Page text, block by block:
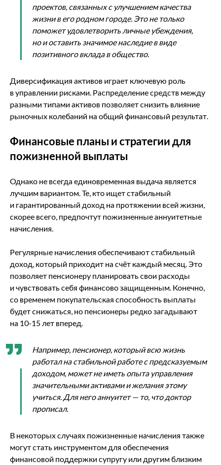
проектов, связанных с улучшением качества
жизни в его родном городе. Это не только
поможет удовлетворить личные убеждения,
но и оставить значимое наследие в виде
позитивного вклада в общество.
Диверсификация активов играет ключевую роль
в управлении рисками. Распределение средств между
разными типами активов позволяет снизить влияние
рыночных колебаний на общий финансовый результат.
Финансовые планы и стратегии для
пожизненной выплаты
Однако не всегда единовременная выдача является
лучшим вариантом. Те, кто ищет стабильный
и гарантированный доход на протяжении всей жизни,
скорее всего, предпочтут пожизненные аннуитетные
начисления.
Регулярные начисления обеспечивают стабильный
доход, который приходит на счёт каждый месяц. Это
позволяет пенсионеру планировать свои расходы
и чувствовать себя финансово защищенным. Конечно,
со временем покупательская способность выплаты
будет снижаться, но пенсионеры редко загадывают
на 10-15 лет вперед.
Например, пенсионер, который всю жизнь
работал на стабильной работе с предсказуемым
доходом, может не иметь опыта управления
значительными активами и желания этому
учиться. Для него аннуитет — то, что доктор
прописал.
В некоторых случаях пожизненные начисления также
могут стать инструментом для обеспечения
финансовой поддержки супругу или другим близким